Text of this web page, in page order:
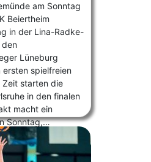
am Sonntag
Beiertheim
in der Lina-Radke-
den
Lüneburg
ersten spielfreien
Zeit starten die
in den finalen
macht ein
Sonntag,…